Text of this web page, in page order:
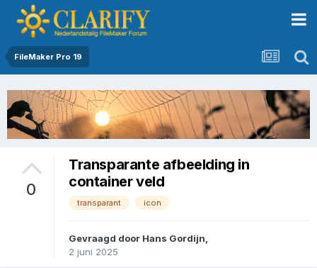
FileMaker Pro 19
0
Transparante afbeelding in
container veld
transparant icon
Gevraagd door Hans Gordijn
2 juni 2025